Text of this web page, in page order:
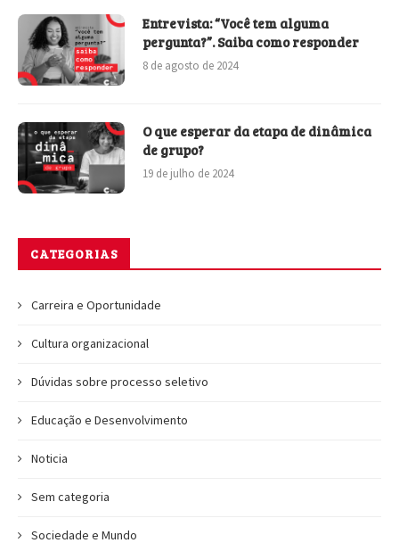
Entrevista: “Você tem alguma
pergunta?”. Saiba como responder
8 de agosto de 2024
O que esperar da etapa de dinâmica
de grupo?
19 de julho de 2024
CATEGORIAS
Carreira e Oportunidade
Cultura organizacional
Dúvidas sobre processo seletivo
Educação e Desenvolvimento
Noticia
Sem categoria
Sociedade e Mundo